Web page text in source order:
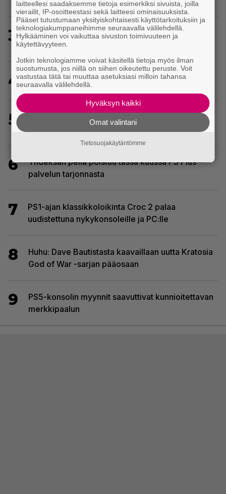
3
Crimson Desert sai suurpäivityksen – uudistaa
kaupankäyntiä pelimaailmassa
4 Tässä ovat seuraavat Xbox Game Pass -pelit
5
EA myytiin Saudi-Arabiaan – yhtiöltä odotetaan
6
Yhdeksän peliä poistuu tässä kuussa PS Plus -
palvelun tarjonnasta
7
PS1-ajan klassikkoloikinta Croc 2 palaa
uudistettuna nykykonsoleille ja PC:lle
8
Huhu: Dave Bautistasta kaavaillaan uutta Kratosia
God of War -sarjan pääosaan
9
PS5-konsolin myynnit saavuttivat kunnioitettavan
merkkipaalun
laitteellesi saadaksemme tietoja esimerkiksi sivuista, joilla
vierailit, IP-osoitteestasi sekä laitteesi ominaisuuksista.
Pääset tutustumaan yksityiskohtaisesti käyttötarkoituksiin ja
teknologiakumppaneihimme seuraavalla välilehdellä.
Hylkääminen voi vaikuttaa sivuston toimivuuteen ja
käytettävyyteen.
Jotkin teknologiamme voivat käsitellä tietoja myös ilman
suostumusta, jos niillä on siihen oikeutettu peruste. Voit
vastustaa tätä tai muuttaa asetuksiasi milloin tahansa
seuraavalla välilehdellä.
Hyväksyn kaikki
Omat valintani
Tietosuojakäytäntömme